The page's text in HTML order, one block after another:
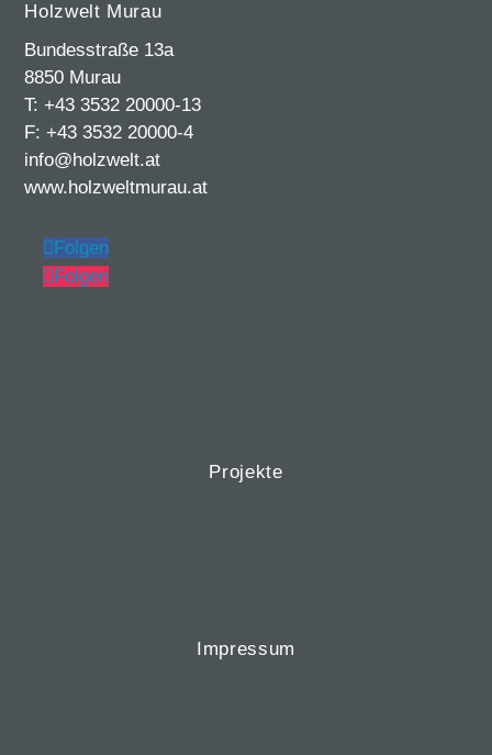
Holzwelt Murau
Bundesstraße 13a
8850 Murau
T: +43 3532 20000-13
F: +43 3532 20000-4
info@holzwelt.at
www.holzweltmurau.at
Folgen
Folgen
Projekte
Impressum